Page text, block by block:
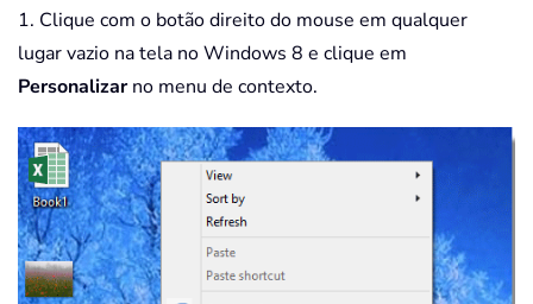
1. Clique com o botão direito do mouse em qualquer
lugar vazio na tela no Windows 8 e clique em
Personalizarno menu de contexto.